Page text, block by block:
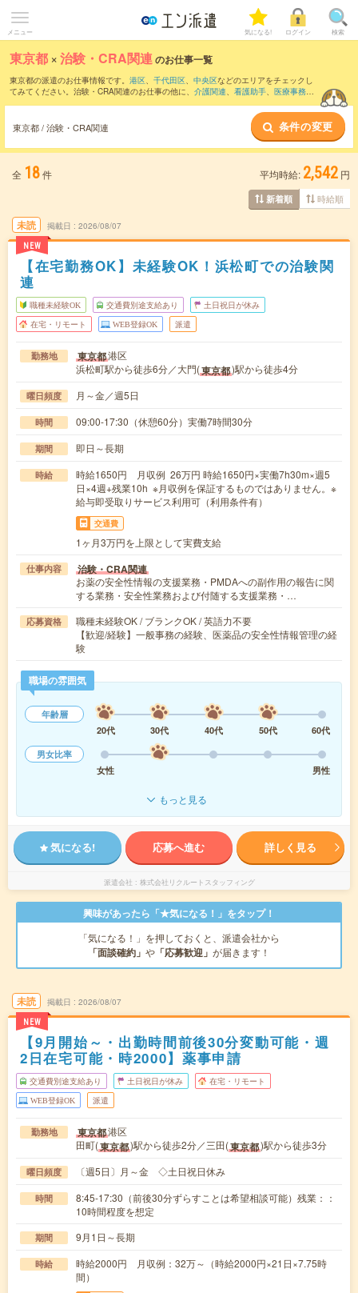
メニュー 気になる! ログイン 検索
東京都 ×治験・CRA関連のお仕事一覧
東京都の派遣のお仕事情報です。 港区、 千代田区、 中央区などのエリアをチェックし
てみてください。治験・CRA関連のお仕事の他に、 介護関連、 看護助手、 医療事務・
治験・CRA関連のお仕事
とは？とは？
東京都 / 治験・CRA関連 条件の変更
全 18件 平均時給: 2,542 円
新着順 時給順
未読
NEW
掲載日 2026/08/07
【在宅勤務OK】未経験OK！浜松町での治験関
連
職種未経験OK 交通費別途支給あり 土日祝日が休み
在宅・リモート WEB登録OK 派遣
勤務地 東京都港区
浜松町駅から徒歩6分／大門(東京都)駅から徒歩4分
曜日頻度 月～金／週5日
時間 09:00-17:30（休憩60分）実働7時間30分
期間 即日～長期
時給
時給1650円 月収例 26万円 時給1650円×実働7h30m×週5
日×4週+残業10h ※月収例を保証するものではありません。※
給与即受取りサービス利用可（利用条件有）
交通費
1ヶ月3万円を上限として実費支給
仕事内容 治験・CRA関連
お薬の安全性情報の支援業務・PMDAへの副作用の報告に関
する業務・安全性業務および付随する支援業務・…
応募資格
職種未経験OK / ブランクOK / 英語力不要
【歓迎/経験】一般事務の経験、医薬品の安全性情報管理の経
験
職場の雰囲気
年齢層
20代
30代 40代 50代
60代
男女比率
女性
男性
もっと見る
気になる! 応募へ進む 詳しく見る
派遣会社 株式会社リクルートスタッフィング
興味があったら「★気になる！」をタップ！
「気になる！」を押しておくと、派遣会社から
「面談確約」 や 「応募歓迎」 が届きます！
未読
NEW
掲載日 2026/08/07
【9月開始～・出勤時間前後30分変動可能・週
2日在宅可能・時2000】薬事申請
交通費別途支給あり 土日祝日が休み 在宅・リモート
WEB登録OK 派遣
勤務地 東京都港区
田町(東京都)駅から徒歩2分／三田(東京都)駅から徒歩3分
曜日頻度 〔週5日〕月～金 ◇土日祝日休み
時間
8:45-17:30（前後30分ずらすことは希望相談可能）残業：：
10時間程度を想定
期間 9月1日～長期
時給
時給2000円 月収例：32万～（時給2000円×21日×7.75時
間）